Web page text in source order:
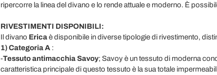
ripercorre la linea del divano e lo rende attuale e moderno. È
RIVESTIMENTI DISPONIBILI:
Il divano Ericaè disponibile in diverse tipologie di rivestimento,
1) Categoria A :
-Tessuto antimacchia Savoy; Savoy è un tessuto di moderna
caratteristica principale di questo tessuto è la sua totale